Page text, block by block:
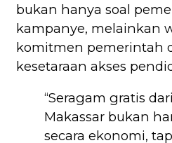
bukan hanya soal
kampanye, melainkan
komitmen pemerintah
kesetaraan akses
“Seragam gratis
Makassar bukan
secara ekonomi,